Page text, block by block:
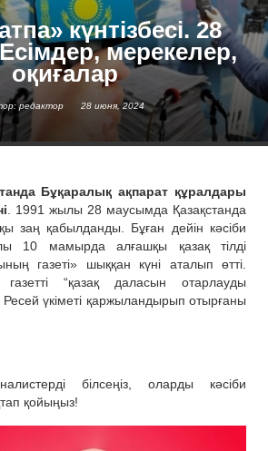
күнтізбесі. 28
мерекелер,
оқиғалар
редактор 28 июня, 2024
Бұқаралық ақпарат құралдары
. 1991 жылы 28 маусымда Қазақстанда
заң қабылданды. Бұған дейін кәсіби
10 мамырда алғашқы қазақ тілді
газеті» шыққан күні аталып өтті.
“қазақ даласын отарлауды
Ресей үкіметі қаржыландырып отырғаны
білсеңіз, оларды кәсіби
қойыңыз!